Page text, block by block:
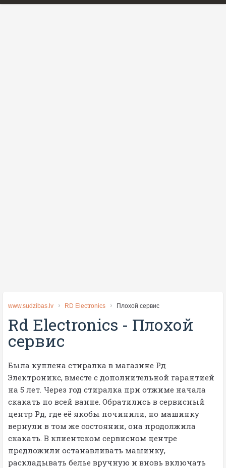
www.sudzibas.lv RD Electronics Плохой сервис
Rd Electronics - Плохой
сервис
Была куплена стиралка в магазине Рд
Электроникс, вместе с дополнительной гарантией
на 5 лет. Через год стиралка при отжиме начала
скакать по всей ванне. Обратились в сервисный
центр Рд, где её якобы починили, но машинку
вернули в том же состоянии, она продолжила
скакать. В клиентском сервисном центре
предложили останавливать машинку,
раскладывать белье вручную и вновь включать